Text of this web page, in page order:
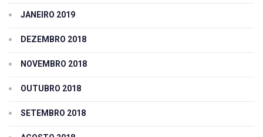
JANEIRO 2019
DEZEMBRO 2018
NOVEMBRO 2018
OUTUBRO 2018
SETEMBRO 2018